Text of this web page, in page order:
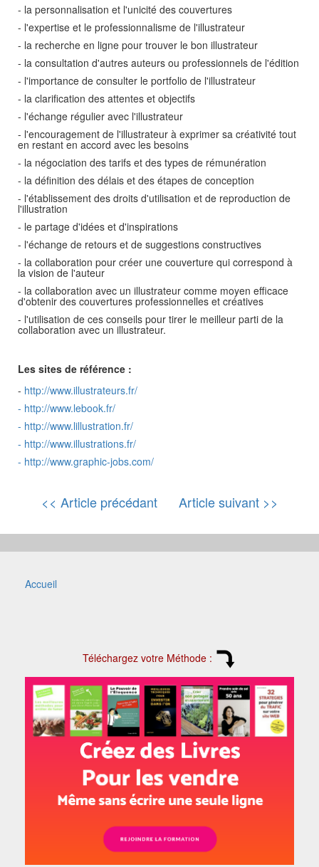
- la personnalisation et l'unicité des couvertures
- l'expertise et le professionnalisme de l'illustrateur
- la recherche en ligne pour trouver le bon illustrateur
- la consultation d'autres auteurs ou professionnels de l'édition
- l'importance de consulter le portfolio de l'illustrateur
- la clarification des attentes et objectifs
- l'échange régulier avec l'illustrateur
- l'encouragement de l'illustrateur à exprimer sa créativité tout
en restant en accord avec les besoins
- la négociation des tarifs et des types de rémunération
- la définition des délais et des étapes de conception
- l'établissement des droits d'utilisation et de reproduction de
l'illustration
- le partage d'idées et d'inspirations
- l'échange de retours et de suggestions constructives
- la collaboration pour créer une couverture qui correspond à
la vision de l'auteur
- la collaboration avec un illustrateur comme moyen efficace
d'obtenir des couvertures professionnelles et créatives
- l'utilisation de ces conseils pour tirer le meilleur parti de la
collaboration avec un illustrateur.
Les sites de référence :
- http://www.illustrateurs.fr/
- http://www.lebook.fr/
- http://www.lillustration.fr/
- http://www.illustrations.fr/
- http://www.graphic-jobs.com/
<< Article précédant Article suivant >>
Accueil
Téléchargez votre Méthode :